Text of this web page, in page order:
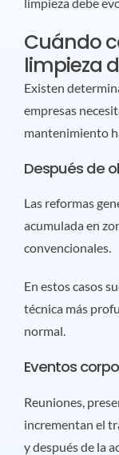
Cuándo
limpieza
Existen
empresas
mantenimiento
Después de
Las reformas
acumulada en
convencionales.
En estos casos
técnica más
normal.
Eventos
Reuniones,
incrementan el
y después de la